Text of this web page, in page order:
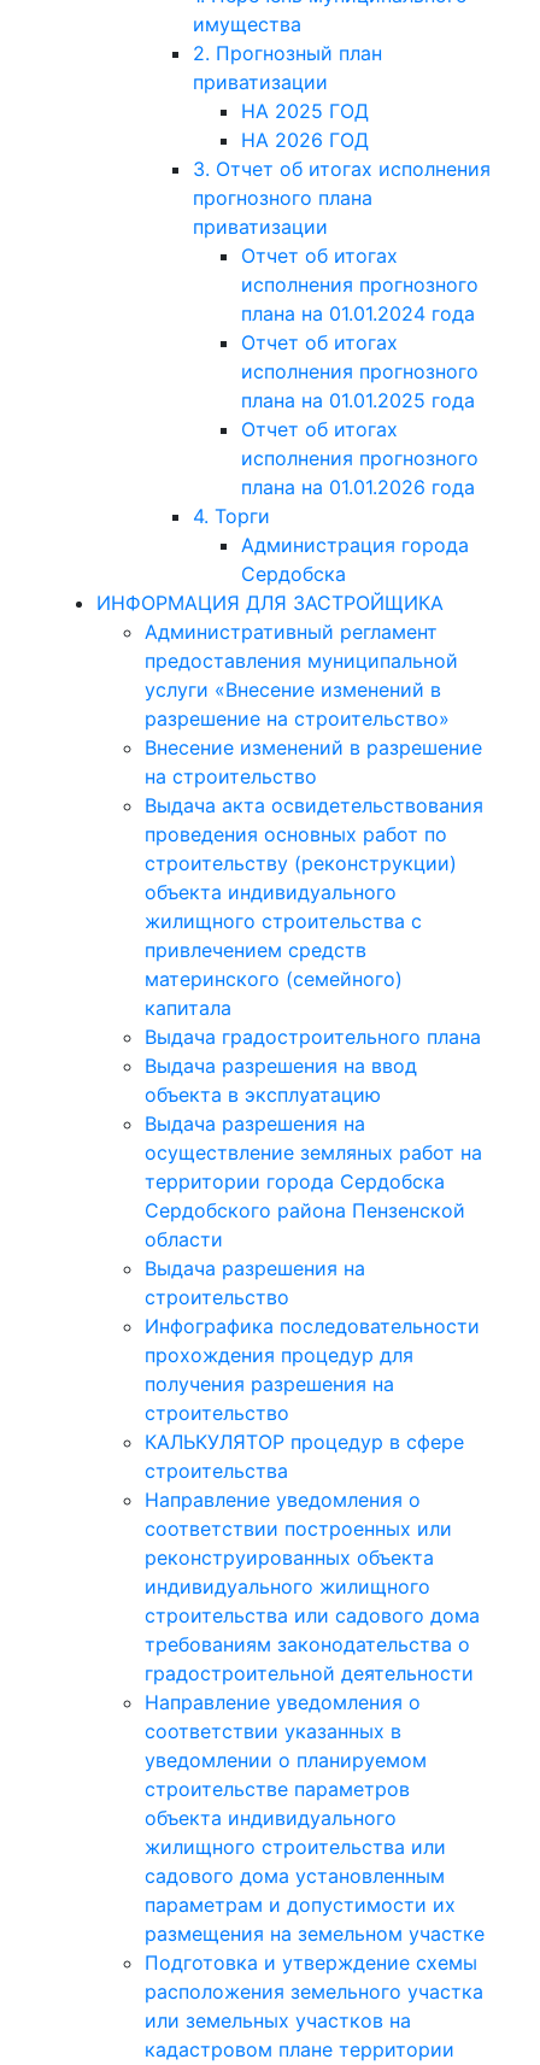
имущества
2. Прогнозный план
приватизации
НА 2025 ГОД
НА 2026 ГОД
3. Отчет об итогах исполнения
прогнозного плана
приватизации
Отчет об итогах
исполнения прогнозного
плана на 01.01.2024 года
Отчет об итогах
исполнения прогнозного
плана на 01.01.2025 года
Отчет об итогах
исполнения прогнозного
плана на 01.01.2026 года
4. Торги
Администрация города
Сердобска
ИНФОРМАЦИЯ ДЛЯ ЗАСТРОЙЩИКА
Административный регламент
предоставления муниципальной
услуги «Внесение изменений в
разрешение на строительство»
Внесение изменений в разрешение
на строительство
Выдача акта освидетельствования
проведения основных работ по
строительству (реконструкции)
объекта индивидуального
жилищного строительства с
привлечением средств
материнского (семейного)
капитала
Выдача градостроительного плана
Выдача разрешения на ввод
объекта в эксплуатацию
Выдача разрешения на
осуществление земляных работ на
территории города Сердобска
Сердобского района Пензенской
области
Выдача разрешения на
строительство
Инфографика последовательности
прохождения процедур для
получения разрешения на
строительство
КАЛЬКУЛЯТОР процедур в сфере
строительства
Направление уведомления о
соответствии построенных или
реконструированных объекта
индивидуального жилищного
строительства или садового дома
требованиям законодательства о
градостроительной деятельности
Направление уведомления о
соответствии указанных в
уведомлении о планируемом
строительстве параметров
объекта индивидуального
жилищного строительства или
садового дома установленным
параметрам и допустимости их
размещения на земельном участке
Подготовка и утверждение схемы
расположения земельного участка
или земельных участков на
кадастровом плане территории